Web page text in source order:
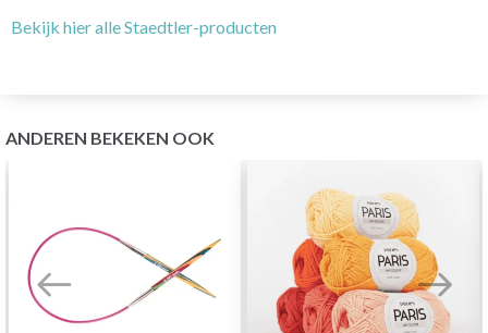
Bekijk hier alle Staedtler-producten
ANDEREN BEKEKEN OOK